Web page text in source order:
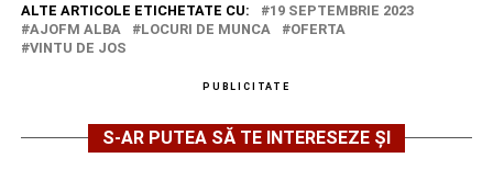
ALTE ARTICOLE ETICHETATE CU:
19 SEPTEMBRIE 2023
AJOFM ALBA
LOCURI DE MUNCA
OFERTA
VINTU DE JOS
PUBLICITATE
S-AR PUTEA SĂ TE INTERESEZE ȘI